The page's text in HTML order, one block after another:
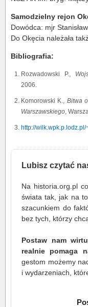
Samodzielny rejon
Dowódca: mjr
Do Okęcia należała
Bibliografia:
Rozwadowski P.,
2006.
Komorowski K., Bitwa
Warszawskiego,
http://wilk.wpk.p.lodz.pl/
Lubisz czytać
Na historia.org.pl
świata tak, jak na
szacunkiem do
bez tych, którzy
Postaw nam
realnie pomaga
gestom możemy
i wydarzeniach,